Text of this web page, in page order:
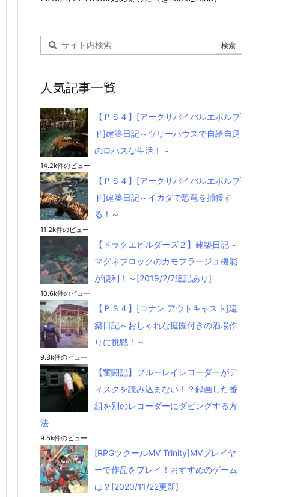
人気記事一覧
【ＰＳ４】[アークサバイバルエボルブ
ド]建築日記～ツリーハウスで自給自足
のロハスな生活！～
14.2k件のビュー
【ＰＳ４】[アークサバイバルエボルブ
ド]建築日記～イカダで恐竜を捕獲す
る！～
11.2k件のビュー
【ドラクエビルダーズ２】建築日記～
マグネブロックのカモフラージュ機能
が便利！～[2019/2/7追記あり]
10.6k件のビュー
【ＰＳ４】[コナン アウトキャスト]建
築日記～おしゃれな庭園付きの酒場作
りに挑戦！～
9.8k件のビュー
【奮闘記】ブルーレイレコーダーがデ
ィスクを読み込まない！？録画した番
組を別のレコーダーにダビングする方
法
9.5k件のビュー
[RPGツクールMV Trinity]MVプレイヤ
ーで作品をプレイ！おすすめのゲーム
は？[2020/11/22更新]